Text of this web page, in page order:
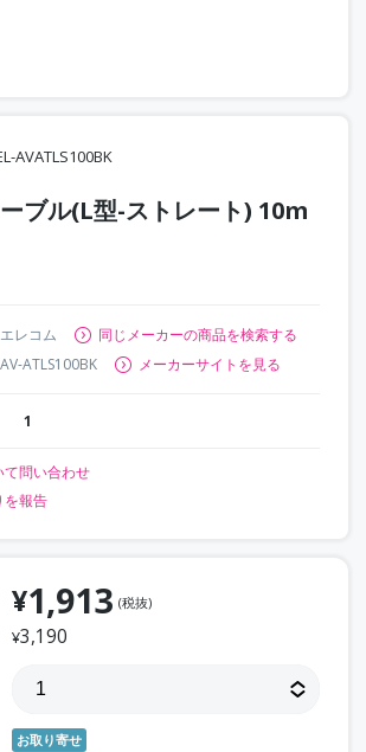
AVATLS100BK
ブル(L型-ストレート) 10m
エレコム
同じメーカーの商品を検索する
AV-ATLS100BK メーカーサイトを見る
1
て問い合わせ
を報告
¥1,913 (税抜)
¥3,190
お取り寄せ